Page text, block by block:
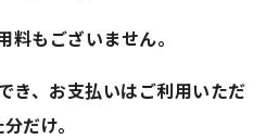
料もございません。
き、お支払いはご利用いただ
だけ。